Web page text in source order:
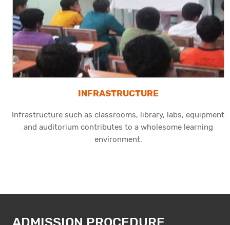
INFRASTRUCTURE
Infrastructure such as classrooms, library, labs, equipment
and auditorium contributes to a wholesome learning
environment.
ADMISSION PROCEDURE